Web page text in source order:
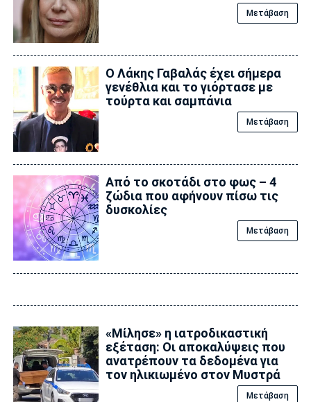
Μετάβαση
Ο Λάκης Γαβαλάς έχει σήμερα
γενέθλια και το γιόρτασε με
τούρτα και σαμπάνια
Μετάβαση
Από το σκοτάδι στο φως – 4
ζώδια που αφήνουν πίσω τις
δυσκολίες
Μετάβαση
«Μίλησε» η ιατροδικαστική
εξέταση: Οι αποκαλύψεις που
ανατρέπουν τα δεδομένα για
τον ηλικιωμένο στον Μυστρά
Μετάβαση